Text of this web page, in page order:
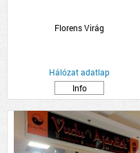
Florens Virág
Hálózat adatlap
Info